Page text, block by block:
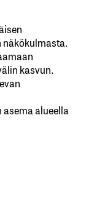
näkökulmasta.
kasvun.
alueella